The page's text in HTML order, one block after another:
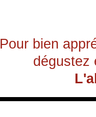
Pour bien
dégustez